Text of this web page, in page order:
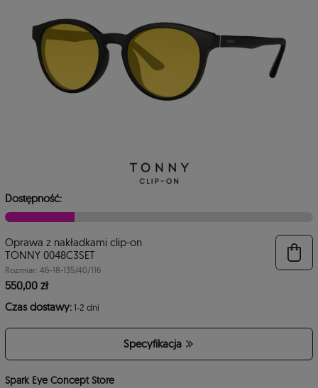
Dostępność:
Oprawa z nakładkami clip-on
TONNY 0048C3SET
Rozmiar: 46-18-135/40/116
550,00 zł
Czas dostawy: 1-2 dni
Specyfikacja
Spark Eye Concept Store